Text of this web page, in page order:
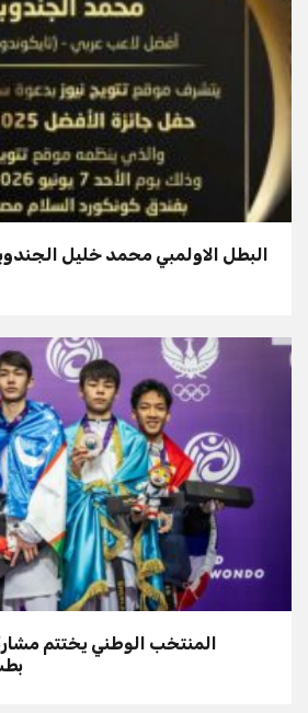
البطل الاولمبي محمد خليل
المنتخب الوطني يختتم